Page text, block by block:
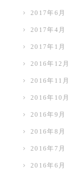
2017年6月
2017年4月
2017年1月
2016年12月
2016年11月
2016年10月
2016年9月
2016年8月
2016年7月
2016年6月